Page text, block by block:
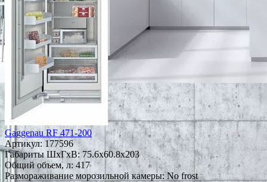
Gaggenau RF 471-200
Артикул: 177596
Габариты ШxГxВ: 75.6x60.8x203
Общий объем, л: 417
Размораживание морозильной камеры: No frost